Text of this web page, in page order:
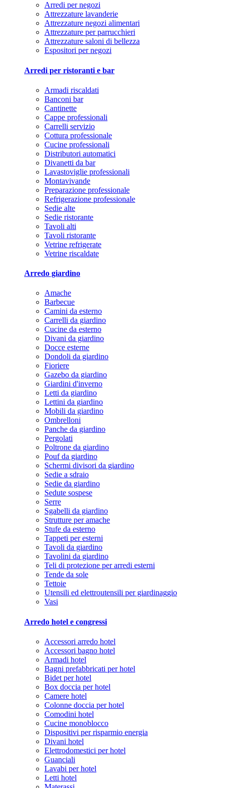
Arredi per negozi
Attrezzature lavanderie
Attrezzature negozi alimentari
Attrezzature per parrucchieri
Attrezzature saloni di bellezza
Espositori per negozi
Arredi per ristoranti e bar
Armadi riscaldati
Banconi bar
Cantinette
Cappe professionali
Carrelli servizio
Cottura professionale
Cucine professionali
Distributori automatici
Divanetti da bar
Lavastoviglie professionali
Montavivande
Preparazione professionale
Refrigerazione professionale
Sedie alte
Sedie ristorante
Tavoli alti
Tavoli ristorante
Vetrine refrigerate
Vetrine riscaldate
Arredo giardino
Amache
Barbecue
Camini da esterno
Carrelli da giardino
Cucine da esterno
Divani da giardino
Docce esterne
Dondoli da giardino
Fioriere
Gazebo da giardino
Giardini d'inverno
Letti da giardino
Lettini da giardino
Mobili da giardino
Ombrelloni
Panche da giardino
Pergolati
Poltrone da giardino
Pouf da giardino
Schermi divisori da giardino
Sedie a sdraio
Sedie da giardino
Sedute sospese
Serre
Sgabelli da giardino
Strutture per amache
Stufe da esterno
Tappeti per esterni
Tavoli da giardino
Tavolini da giardino
Teli di protezione per arredi esterni
Tende da sole
Tettoie
Utensili ed elettroutensili per giardinaggio
Vasi
Arredo hotel e congressi
Accessori arredo hotel
Accessori bagno hotel
Armadi hotel
Bagni prefabbricati per hotel
Bidet per hotel
Box doccia per hotel
Camere hotel
Colonne doccia per hotel
Comodini hotel
Cucine monoblocco
Dispositivi per risparmio energia
Divani hotel
Elettrodomestici per hotel
Guanciali
Lavabi per hotel
Letti hotel